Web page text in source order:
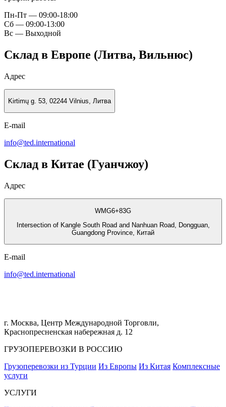
Пн-Пт — 09:00-18:00
Сб — 09:00-13:00
Вс — Выходной
Склад в Европе (Литва, Вильнюс)
Адрес
Kirtimų g. 53, 02244 Vilnius, Литва
E-mail
info@ted.international
Склад в Китае (Гуанчжоу)
Адрес
WMG6+83G
Intersection of Kangle South Road and Nanhuan Road, Dongguan,
Guangdong Province, Китай
E-mail
info@ted.international
г. Москва, Центр Международной Торговли,
Краснопресненская набережная д. 12
ГРУЗОПЕРЕВОЗКИ В РОССИЮ
Грузоперевозки из Турции Из Европы Из Китая Комплексные
услуги
УСЛУГИ